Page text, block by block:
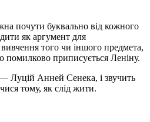
почути буквально від кожного
як аргумент для
того чи іншого предмета,
помилково приписується Леніну.
Луцій Анней Сенека, і звучить
тому, як слід жити.